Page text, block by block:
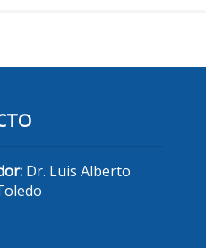
Dr. Luis Alberto